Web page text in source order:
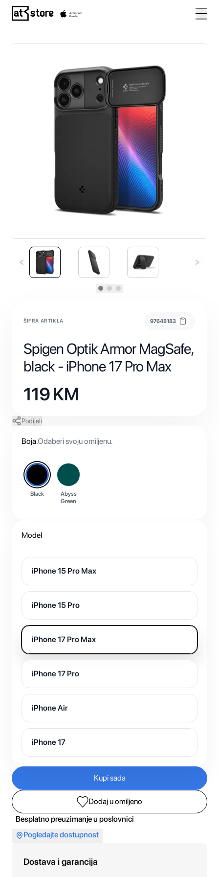
Posjetite početnu stranicu AT Store
ŠIFRA ARTIKLA 97648183
Spigen Optik Armor MagSafe,
black - iPhone 17 Pro Max
119KM
Podijeli
Boja.Odaberi svoju omiljenu.
Black
Abyss
Green
Model
iPhone 15 Pro Max
iPhone 15 Pro
iPhone 17 Pro Max
iPhone 17 Pro
iPhone Air
iPhone 17
Kupi sada
Dodaj u omiljeno
Besplatno preuzimanje u poslovnici
Pogledajte dostupnost
Dostava i garancija